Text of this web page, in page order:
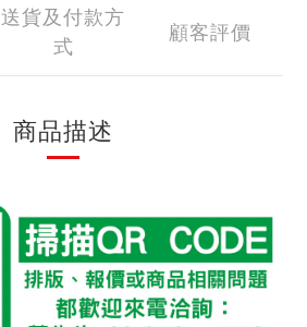
送貨及付款方
式
顧客評價
商品描述